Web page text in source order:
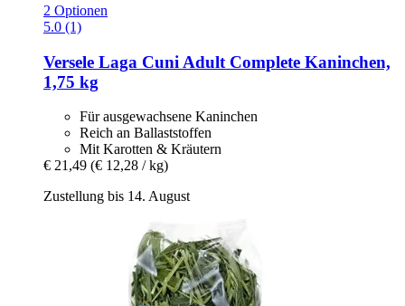
2 Optionen
5.0 (1)
Versele Laga Cuni Adult Complete Kaninchen,
1,75 kg
Für ausgewachsene Kaninchen
Reich an Ballaststoffen
Mit Karotten & Kräutern
€ 21,49 (€ 12,28 / kg)
Zustellung bis 14. August